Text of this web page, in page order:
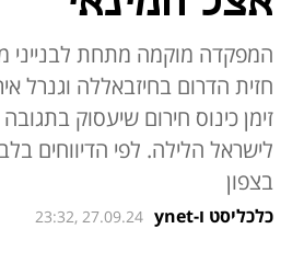
המפקדה מוקמה מתחת לבנייני
חזית הדרום בחיזבאללה וגנרל
זימן כינוס חירום שיעסוק
בצפון
כלכליסט ו-ynet 23:32, 27.09.24